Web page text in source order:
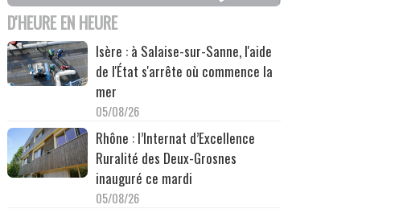
D'HEURE EN HEURE
Isère : à Salaise-sur-Sanne, l'aide
de l'État s'arrête où commence la
mer
05/08/26
Rhône : l’Internat d’Excellence
Ruralité des Deux-Grosnes
inauguré ce mardi
05/08/26